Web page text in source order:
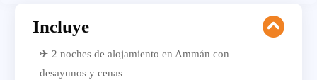
Incluye
✈ 2 noches de alojamiento en Ammán con
desayunos y cenas